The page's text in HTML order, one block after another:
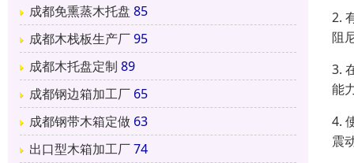
成都免熏蒸木托盘 85
成都木栈板生产厂95
成都木托盘定制 89
成都钢边箱加工厂 65
成都钢带木箱定做 63
出口型木箱加工厂74
2.
阻
3.
能
4.
震